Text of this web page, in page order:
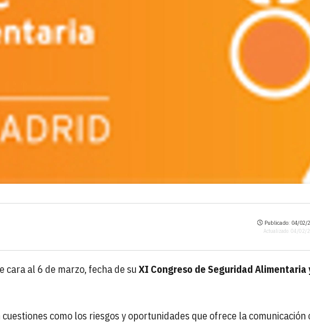
Publicado: 04/02/
Actualizado: 04/02/
cara al 6 de marzo, fecha de suXI Congreso de Seguridad Alimentaria
como los riesgos y oportunidades que ofrece la comunicación